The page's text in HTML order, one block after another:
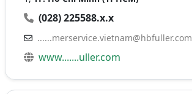
(028) 225588.x.x
......merservice.vietnam@hbfuller.com
www.......uller.com